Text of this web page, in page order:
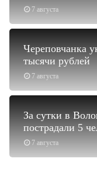
7 августа
7 августа
Череповчанка
тысячи рублей
7 августа
За сутки в
пострадали 5